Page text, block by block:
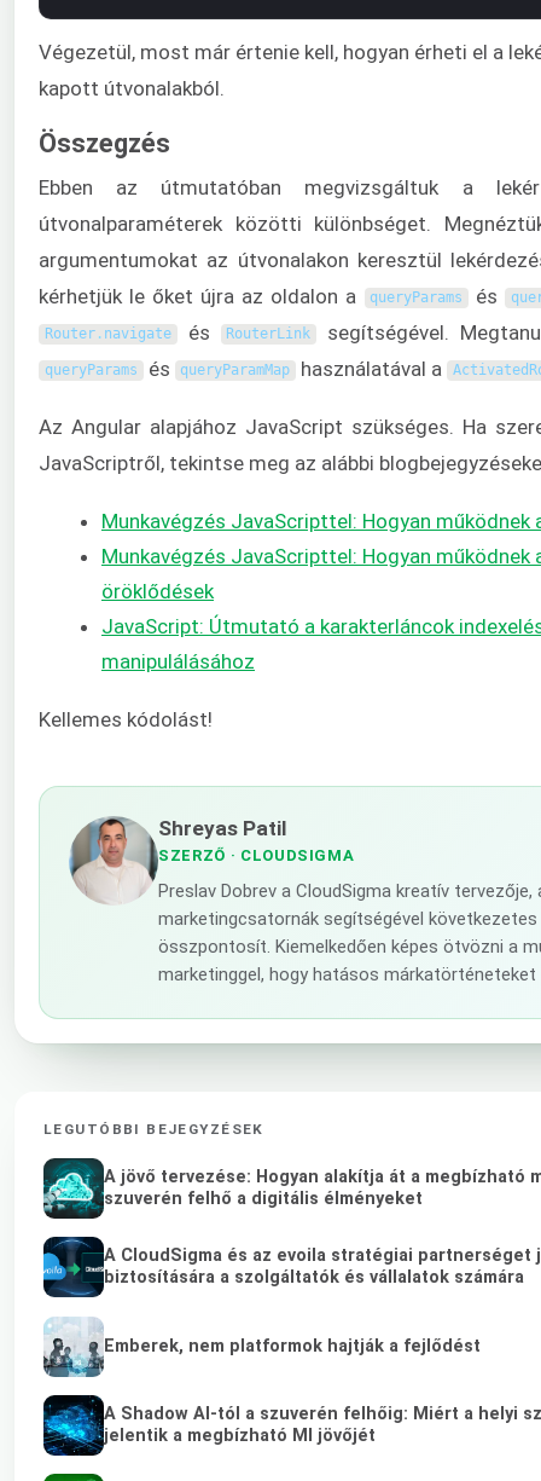
Végezetül, most már értenie kell, hogyan érheti el a
kapott útvonalakból.
Összegzés
Ebben az útmutatóban megvizsgáltuk a
útvonalparaméterek közötti különbséget.
argumentumokat az útvonalakon keresztül
kérhetjük le őket újra az oldalon a
queryParams és
Router. navigate és RouterLink segítségével.
queryParams és queryParamMap használatával a
Az Angular alapjához JavaScript szükséges. Ha
JavaScriptről, tekintse meg az alábbi
Munkavégzés JavaScripttel: Hogyan működnek
Munkavégzés JavaScripttel: Hogyan
öröklődések
JavaScript: Útmutató a karakterláncok
manipulálásához
Kellemes kódolást!
Shreyas Patil
SZERZŐ · CLOUDSIGMA
Preslav Dobrev a CloudSigma kreatív
marketingcsatornák segítségével
összpontosít. Kiemelkedően képes ötvözni a
marketinggel, hogy hatásos
LEGUTÓBBI BEJEGYZÉSEK
A jövő tervezése: Hogyan alakítja át a megbízható
szuverén felhő a digitális élményeket
A CloudSigma és az evoila stratégiai
biztosítására a szolgáltatók és vállalatok számára
Emberek, nem platformok hajtják a fejlődést
A Shadow AI-tól a szuverén felhőig: Miért a helyi
jelentik a megbízható MI jövőjét